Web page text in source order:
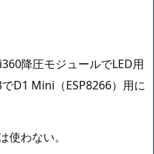
降圧モジュールでLED用
D1 Mini（ESP8266）用に
わない。